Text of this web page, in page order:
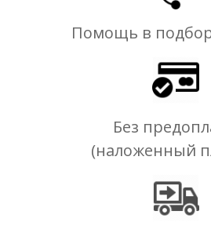
Помощь в
Без
(наложенный